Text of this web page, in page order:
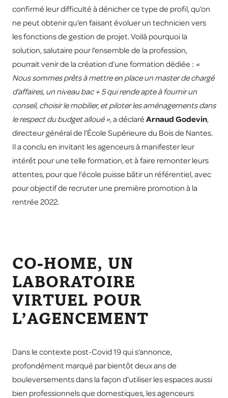
confirmé leur difficulté à dénicher ce type de profil, qu’on
ne peut obtenir qu’en faisant évoluer un technicien vers
les fonctions de gestion de projet. Voilà pourquoi la
solution, salutaire pour l’ensemble de la profession,
pourrait venir de la création d’une formation dédiée : «
Nous sommes prêts à mettre en place un master de chargé
d’affaires, un niveau bac + 5 qui rende apte à fournir un
conseil, choisir le mobilier, et piloter les aménagements dans
le respect du budget alloué »,a déclaré Arnaud Godevin,
directeur général de l’École Supérieure du Bois de Nantes.
Il a conclu en invitant les agenceurs à manifester leur
intérêt pour une telle formation, et à faire remonter leurs
attentes, pour que l’école puisse bâtir un référentiel, avec
pour objectif de recruter une première promotion à la
rentrée 2022.
CO-HOME, UN
LABORATOIRE
VIRTUEL POUR
L’AGENCEMENT
Dans le contexte post-Covid 19 qui s’annonce,
profondément marqué par bientôt deux ans de
bouleversements dans la façon d’utiliser les espaces aussi
bien professionnels que domestiques, les agenceurs